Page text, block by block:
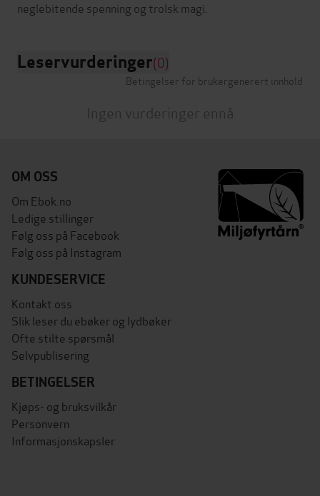
Leservurderinger(0)
Betingelser for brukergenerert innhold
Ingen vurderinger ennå
OM OSS
Om Ebok.no
Ledige stillinger
Følg oss på Facebook
Følg oss på Instagram
KUNDESERVICE
Kontakt oss
Slik leser du ebøker og lydbøker
Ofte stilte spørsmål
Selvpublisering
BETINGELSER
Kjøps- og bruksvilkår
Personvern
Informasjonskapsler